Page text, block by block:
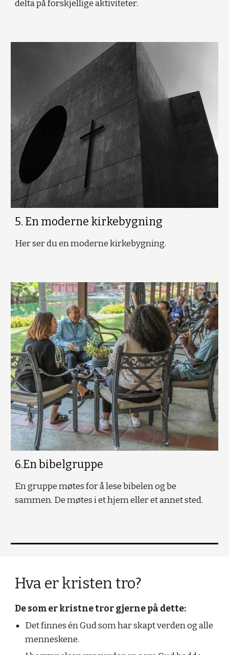
delta på forskjellige aktiviteter.
5. En moderne kirkebygning
Her ser du en moderne kirkebygning.
6.En bibelgruppe
En gruppe møtes for å lese bibelen og be
sammen. De møtes i et hjem eller et annet sted.
Hva er kristen tro?
De som er kristne tror gjerne på dette:
Det finnes én Gud som har skapt verden og alle
menneskene.